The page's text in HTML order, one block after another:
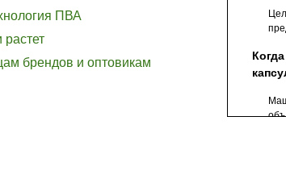
ПВА
брендов и оптовикам